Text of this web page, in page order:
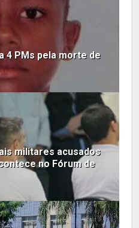
4 PMs pela morte de
militares acusados
no Fórum de